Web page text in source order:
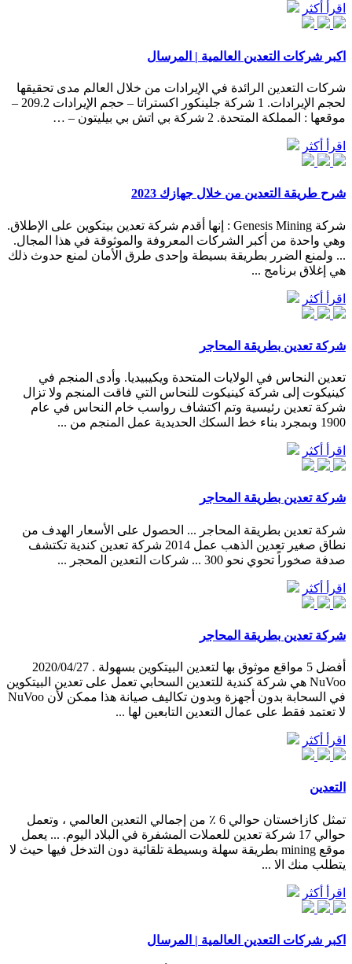
اقرأ أكثر
اكبر شركات التعدين العالمية | المرسال
شركات التعدين الرائدة في الإيرادات من خلال العالم مدى تحقيقها
لحجم الإيرادات. 1 شركة جلينكور اكستراتا – حجم الإيرادات 209.2 –
موقعها : المملكة المتحدة. 2 شركة بي اتش بي بيليتون – …
اقرأ أكثر
شرح طريقة التعدين من خلال جهازك 2023
شركة Genesis Mining : إنها أقدم شركة تعدين بيتكوين على الإطلاق.
وهي واحدة من أكبر الشركات المعروفة والموثوقة في هذا المجال.
... ولمنع الضرر بطريقة بسيطة وإحدى طرق الأمان لمنع حدوث ذلك
هي إغلاق برنامج ...
اقرأ أكثر
شركة تعدين بطريقة المحاجر
تعدين النحاس في الولايات المتحدة ويكيبيديا. وأدى المنجم في
كينيكوت إلى شركة كينيكوت للنحاس التي فاقت المنجم ولا تزال
شركة تعدين رئيسية وتم اكتشاف رواسب خام النحاس في عام
1900 وبمجرد بناء خط السكك الحديدية عمل المنجم من ...
اقرأ أكثر
شركة تعدين بطريقة المحاجر
شركة تعدين بطريقة المحاجر ... الحصول على الأسعار الهدف من
نطاق صغير تعدين الذهب عمل 2014 ‫شركة تعدين كندية تكتشف
صدفة صخوراً تحوي نحو 300 ... شركات التعدين المحجر ...
اقرأ أكثر
شركة تعدين بطريقة المحاجر
أفضل 5 مواقع موثوق بها لتعدين البيتكوين بسهولة . 2020/04/27
NuVoo هي شركة كندية للتعدين السحابي تعمل على تعدين البيتكوين
في السحابة بدون أجهزة وبدون تكاليف صيانة هذا ممكن لأن NuVoo
لا تعتمد فقط على عمال التعدين التابعين لها ...
اقرأ أكثر
التعدين
تمثل كازاخستان حوالي 6 ٪ من إجمالي التعدين العالمي ، وتعمل
حوالي 17 شركة تعدين للعملات المشفرة في البلاد اليوم. ... يعمل
موقع mining بطريقة سهلة وبسيطة تلقائية دون التدخل فيها حيث لا
يتطلب منك الا ...
اقرأ أكثر
اكبر شركات التعدين العالمية | المرسال